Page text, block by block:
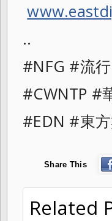
..
#NFG #流
#CWNTP
#EDN #東
Share This
Related